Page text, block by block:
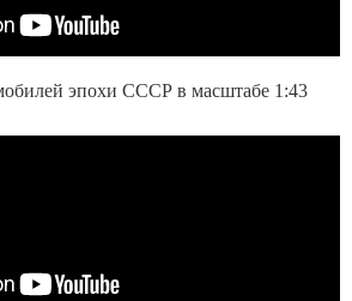
эпохи СССР в масштабе 1:43